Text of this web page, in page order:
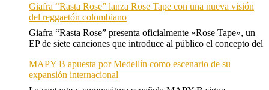
Giafra “Rasta Rose” lanza Rose Tape con una nueva visión
del reggaetón colombiano
Giafra “Rasta Rose” presenta oficialmente «Rose Tape», un
EP de siete canciones que introduce al público el concepto del
MAPY B apuesta por Medellín como escenario de su
expansión internacional